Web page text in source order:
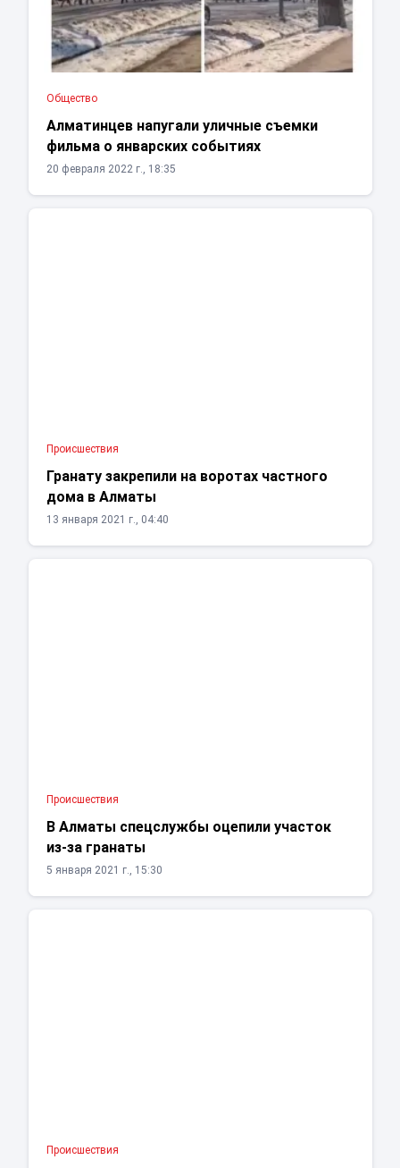
Общество
Алматинцев напугали уличные съемки
фильма о январских событиях
20 февраля 2022 г., 18:35
Проиcшествия
Гранату закрепили на воротах частного
дома в Алматы
13 января 2021 г., 04:40
Проиcшествия
В Алматы спецслужбы оцепили участок
из-за гранаты
5 января 2021 г., 15:30
Проиcшествия